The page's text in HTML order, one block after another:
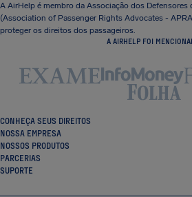
A AirHelp é membro da Associação dos
(Association of Passenger Rights Advocates -
proteger os direitos dos passageiros.
A AIRHELP FOI
CONHEÇA SEUS DIREITOS
NOSSA EMPRESA
NOSSOS PRODUTOS
PARCERIAS
SUPORTE